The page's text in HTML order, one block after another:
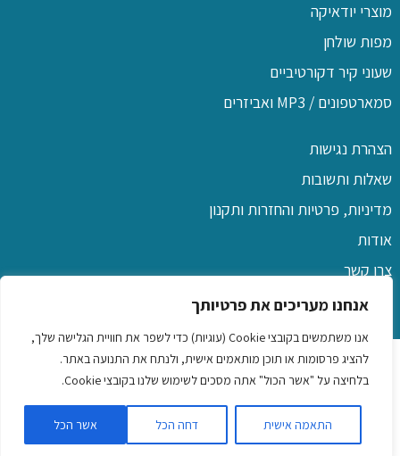
אנחנו מעריכים את פרטיותך
אנו משתמשים בקובצי Cookie (עוגיות) כדי לשפר את חוויית הגלישה שלך,
להציג פרסומות או תוכן מותאמים אישית, ולנתח את התנועה באתר.
בלחיצה על "אשר הכול" אתה מסכים לשימוש שלנו בקובצי Cookie.
התאמה אישית דחה הכל אשר הכל
מוצרי יודאיקה
מפות שולחן
שעוני קיר דקורטיביים
סמארטפונים / MP3 ואביזרים
הצהרת נגישות
שאלות ותשובות
מדיניות, פרטיות והחזרות ותקנון
אודות
צרו קשר
כל הזכויות שמורות לפו שם
שמלות לילדות|כיסוי ראש לנשים |שמלות לנשים ונערות|
יד לגברים ונשים|נורות בטיחות לרכב